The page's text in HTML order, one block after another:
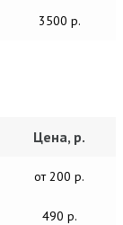
3500 р.
Цена, р.
от 200 р.
490 р.